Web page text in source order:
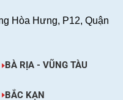
Hòa Hưng, P12, Quận
BÀ RỊA - VŨNG TÀU
BẮC KẠN